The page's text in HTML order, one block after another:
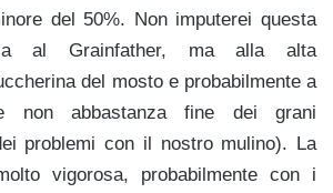
del 50%. Non imputerei questa
al Grainfather, ma alla alta
del mosto e probabilmente a
non abbastanza fine dei grani
problemi con il nostro mulino). La
vigorosa, probabilmente con i